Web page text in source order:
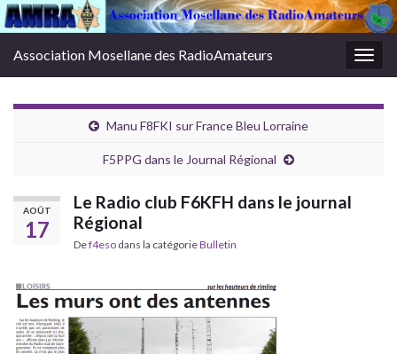
Association Mosellane des RadioAmateurs
Manu F8FKI sur France Bleu Lorraine
F5PPG dans le Journal Régional
AOÛT
17
Le Radio club F6KFH dans le journal
Régional
Def4eso dans la catégorieBulletin